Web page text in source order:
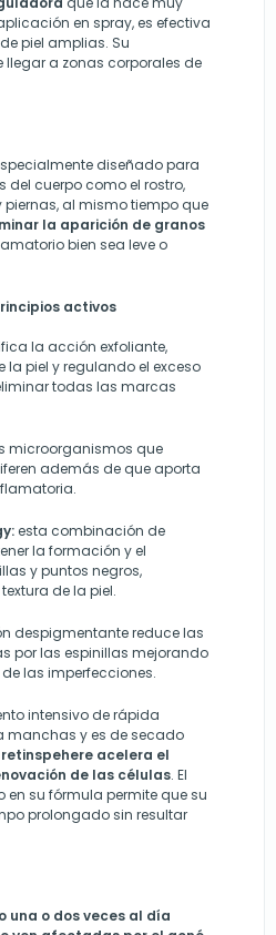
en spray, es efectiva
piel amplias. Su
llegar a zonas corporales de
diseñado para
del cuerpo como el rostro,
piernas, al mismo tiempo que
la aparición de granos
bien sea leve o
activos
la acción exfoliante,
piel y regulando el exceso
todas las marcas
microorganismos que
además de que aporta
esta combinación de
la formación y el
y puntos negros,
de la piel.
despigmentante reduce las
por las espinillas mejorando
las imperfecciones.
intensivo de rápida
manchas y es de secado
acelera el
de las células. El
su fórmula permite que su
prolongado sin resultar
una o dos veces al día